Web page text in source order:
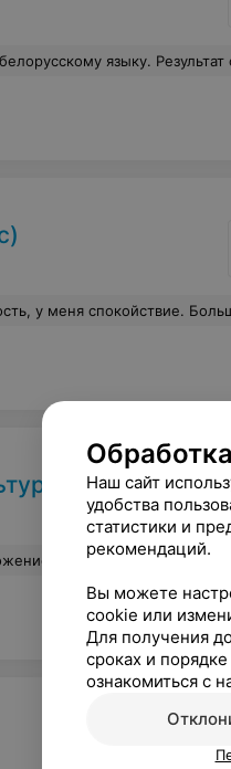
этим курсам, но не школе. Очень рекомендую! Однако нужно выполнять домашние задания и отрабатывать материал. Но моему сыну понравилось. Теперь он студент ФМО
уговаривать сесть за уроки. Спасибо за системный
преподавателей замотивируют вас продолжить курс и записаться на
Наш сайт
удобства
статистики и
рекомендаций.
Вы можете
cookie или
Для получения
сроках и
ознакомиться с